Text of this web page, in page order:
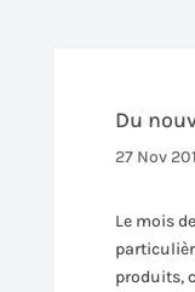
Du
27 Nov
Le mois
produits,